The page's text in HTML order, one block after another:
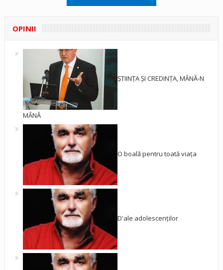
OPINII
ȘTIINȚA ȘI CREDINȚA, MÂNĂ-N
MÂNĂ
O boală pentru toată viața
D'ale adolescenților